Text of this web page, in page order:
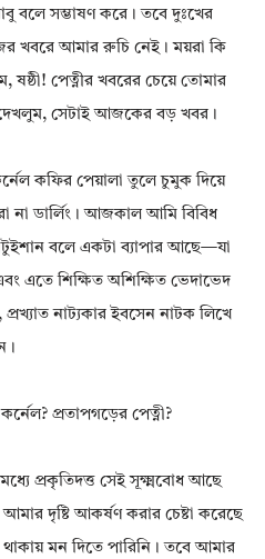
বলে সম্ভাষণ করে। তবে দুঃখের
খবরে আমার রুচি নেই। ময়রা কি
পেত্নীর খবরের চেয়ে তোমার
দেখলুম, সেটাই আজকের বড় খবর।
কফির পেয়ালা তুলে চুমুক দিয়ে
না ডার্লিং। আজকাল আমি বিবিধ
বলে একটা ব্যাপার আছে—যা
এতে শিক্ষিত অশিক্ষিত ভেদাভেদ
নাট্যকার ইবসেন নাটক লিখে
প্রতাপগড়ের পেত্নী?
প্রকৃতিদত্ত সেই সূক্ষ্মবোধ আছে
দৃষ্টি আকর্ষণ করার চেষ্টা করেছে
থাকায় মন দিতে পারিনি। তবে আমার